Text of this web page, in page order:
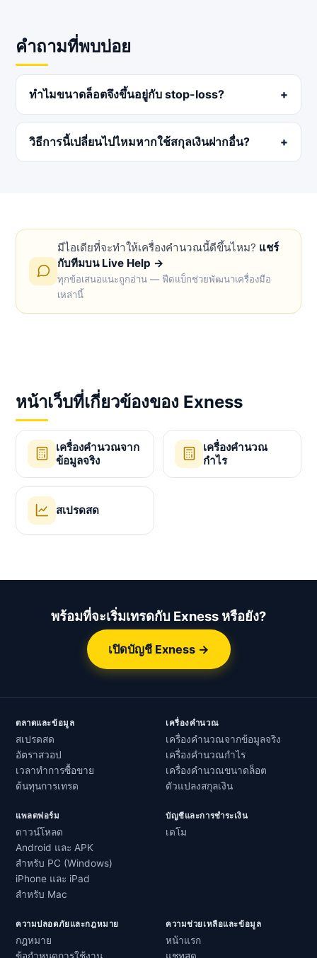
คำถามที่พบบ่อย
ทำไมขนาดล็อตจึงขึ้นอยู่กับ stop-loss?
วิธีการนี้เปลี่ยนไปไหมหากใช้สกุลเงินฝากอื่น?
มีไอเดียที่จะทำให้เครื่องคำนวณนี้ดีขึ้นไหม? แชร์
กับทีมบน Live Help →
ทุกข้อเสนอแนะถูกอ่าน — ฟีดแบ็กช่วยพัฒนาเครื่องมือ
เหล่านี้
หน้าเว็บที่เกี่ยวข้องของ Exness
เครื่องคำนวณจาก
ข้อมูลจริง
เครื่องคำนวณ
กำไร
สเปรดสด
พร้อมที่จะเริ่มเทรดกับ Exness หรือยัง?
เปิดบัญชี Exness →
ตลาดและข้อมูล
สเปรดสด
อัตราสวอป
เวลาทำการซื้อขาย
ต้นทุนการเทรด
เครื่องคำนวณ
เครื่องคำนวณจากข้อมูลจริง
เครื่องคำนวณกำไร
เครื่องคำนวณขนาดล็อต
ตัวแปลงสกุลเงิน
แพลตฟอร์ม
ดาวน์โหลด
Android และ APK
สำหรับ PC (Windows)
iPhone และ iPad
สำหรับ Mac
บัญชีและการชำระเงิน
เดโม
ความปลอดภัยและกฎหมาย
กฎหมาย
ความช่วยเหลือและข้อมูล
หน้าแรก